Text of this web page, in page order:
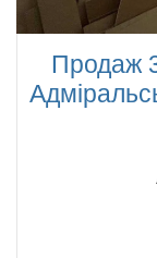
Продаж